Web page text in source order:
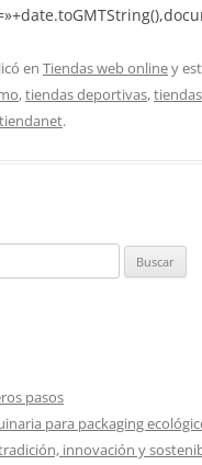
en Tiendas web onliney
,tiendas deportivas,
tiendanet.
pasos
para packaging
innovación y